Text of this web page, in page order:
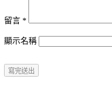
留言 *
顯示名稱